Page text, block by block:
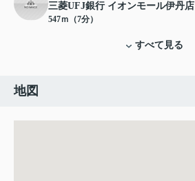
三菱UFJ銀行 イオンモール伊丹店
547ｍ（7分）
すべて見る
地図